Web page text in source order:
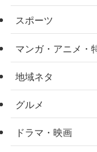
スポーツ
マンガ・アニメ・
地域ネタ
グルメ
ドラマ・映画